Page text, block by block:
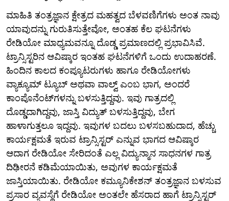
ಮಾಹಿತಿ ತಂತ್ರಜ್ಞಾನ ಕ್ಷೇತ್ರದ ಮಹತ್ವದ ಬೆಳವಣಿಗೆಗಳು ಅಂತ ನಾವು
ಯಾವುದನ್ನು ಗುರುತಿಸುತ್ತೇವೋ, ಅಂತಹ ಕೆಲ ಘಟನೆಗಳು
ರೇಡಿಯೋ ಮಾಧ್ಯಮವನ್ನೂ ದೊಡ್ಡ ಪ್ರಮಾಣದಲ್ಲಿ ಪ್ರಭಾವಿಸಿವೆ.
ಟ್ರಾನ್ಸಿಸ್ಟರಿನ ಆವಿಷ್ಕಾರ ಇಂತಹ ಘಟನೆಗಳಿಗೆ ಒಂದು ಉದಾಹರಣೆ.
ಹಿಂದಿನ ಕಾಲದ ಕಂಪ್ಯೂಟರುಗಳು ಹಾಗೂ ರೇಡಿಯೋಗಳು
ವ್ಯಾಕ್ಯೂಮ್ ಟ್ಯೂಬ್ ಅಥವಾ ವಾಲ್ವ್‌ ಎಂಬ ಭಾಗ, ಅಂದರೆ
ಕಾಂಪೊನೆಂಟ್‌ಗಳನ್ನು ಬಳಸುತ್ತಿದ್ದವು. ಇವು ಗಾತ್ರದಲ್ಲಿ
ದೊಡ್ಡದಾಗಿದ್ದವು, ಜಾಸ್ತಿ ವಿದ್ಯುತ್ ಬಳಸುತ್ತಿದ್ದವು, ಬೇಗ
ಹಾಳಾಗುತ್ತಲೂ ಇದ್ದವು. ಇವುಗಳ ಬದಲು ಬಳಸಬಹುದಾದ, ಹೆಚ್ಚು
ಕಾರ್ಯಕ್ಷಮತೆ ಇರುವ ಟ್ರಾನ್ಸಿಸ್ಟರ್ ಎನ್ನುವ ಭಾಗದ ಆವಿಷ್ಕಾರ
ಆದಾಗ ರೇಡಿಯೋ ಸೇರಿದಂತೆ ಎಲ್ಲ ವಿದ್ಯುನ್ಮಾನ ಸಾಧನಗಳ ಗಾತ್ರ
ದಿಢೀರನೆ ಕಡಿಮೆಯಾಯಿತು, ಅವುಗಳ ಕಾರ್ಯಕ್ಷಮತೆ
ಜಾಸ್ತಿಯಾಯಿತು. ರೇಡಿಯೋ ಕಮ್ಯೂನಿಕೇಶನ್ ತಂತ್ರಜ್ಞಾನ ಬಳಸುವ
ಪ್ರಸಾರ ವ್ಯವಸ್ಥೆಗೆ ರೇಡಿಯೋ ಅಂತಲೇ ಹೆಸರಾದ ಹಾಗೆ ಟ್ರಾನ್ಸಿಸ್ಟರ್